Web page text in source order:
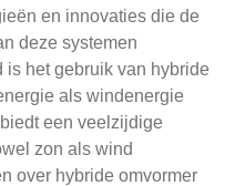
en innovaties die de
deze systemen
het gebruik van hybride
als windenergie
een veelzijdige
zon als wind
over hybride omvormer